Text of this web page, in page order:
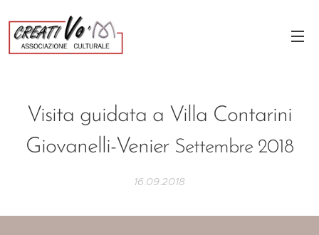
Visita guidata a Villa Contarini
Giovanelli-Venier Settembre 2018
16.09.2018